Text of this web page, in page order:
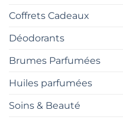
Coffrets Cadeaux
Déodorants
Brumes Parfumées
Huiles parfumées
Soins & Beauté